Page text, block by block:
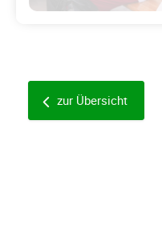
zur Übersicht